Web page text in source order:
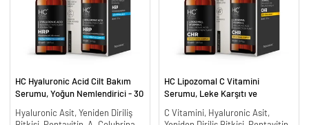
HC Hyaluronic Acid Cilt Bakım
Serumu, Yoğun Nemlendirici - 30
Hyaluronic Asit, Yeniden Diriliş
HC Lipozomal C Vitamini
Serumu, Leke Karşıtı ve
C Vitamini, Hyaluronic Asit,